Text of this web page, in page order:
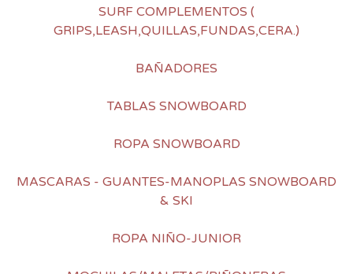
SURF COMPLEMENTOS (
GRIPS,LEASH,QUILLAS,FUNDAS,CERA.)
BAÑADORES
TABLAS SNOWBOARD
ROPA SNOWBOARD
MASCARAS - GUANTES-MANOPLAS SNOWBOARD
& SKI
ROPA NIÑO-JUNIOR